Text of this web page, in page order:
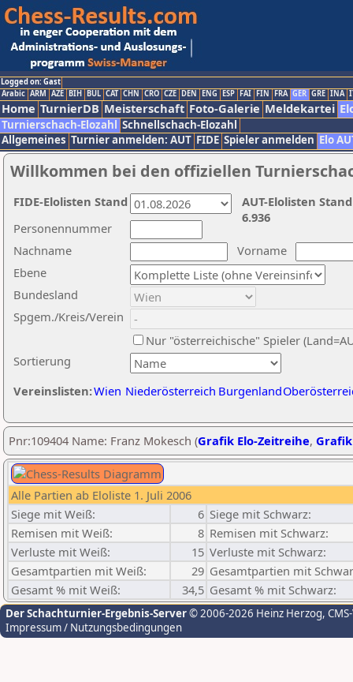
Logged on: Gast
Arabic ARM AZE BIH BUL CAT CHN CRO CZE DEN ENG ESP FAI FIN FRA GER GRE INA
Home TurnierDB Meisterschaft Foto-Galerie Meldekartei
Turnierschach-Elozahl Schnellschach-Elozahl
Allgemeines Turnier anmelden: AUT FIDE Spieler anmelden Elo
Willkommen bei den offiziellen
Nachname
Vorname
Ebene
Sortierung
Personennummer
Bundesland
Spgem./Kreis/Verein
Nur "österreichische" Spieler
Vereinslisten:Wien Niederösterreich Burgenland
AUT-Elolisten
6.936
FIDE-Elolisten Stand
Pnr:109404 Name: Franz Mokesch (Grafik Elo-Zeitreihe,
Alle Partien ab Eloliste 1. Juli 2006
Siege mit Weiß:
6 Siege mit Schwarz:
Remisen mit Weiß:
8 Remisen mit Schwarz:
Verluste mit Weiß:
15 Verluste mit Schwarz:
Gesamtpartien mit Weiß:
29 Gesamtpartien mit
Gesamt % mit Weiß:
34,5 Gesamt % mit Schwarz:
Der Schachturnier-Ergebnis-Server© 2006-2026 Heinz Herzog,
Impressum / Nutzungsbedingungen